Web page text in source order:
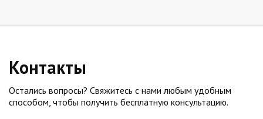
Контакты
Остались вопросы? Свяжитесь с нами любым удобным
способом, чтобы получить бесплатную консультацию.